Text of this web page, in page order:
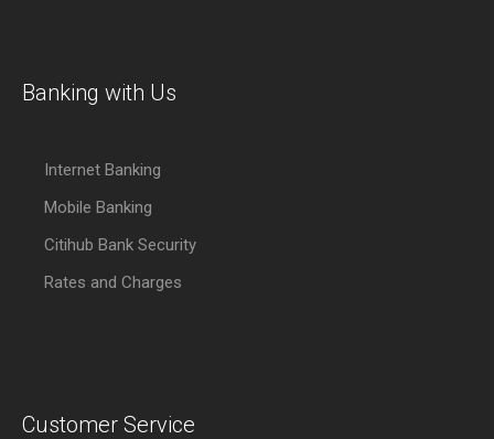
Banking with Us
Internet Banking
Mobile Banking
Citihub Bank Security
Rates and Charges
Customer Service